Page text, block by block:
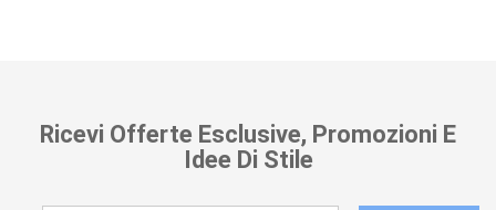
Ricevi Offerte Esclusive, Promozioni E
Idee Di Stile